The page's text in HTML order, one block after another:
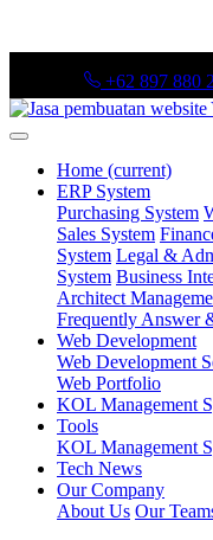
+62 897 880
Home (current)
ERP System
Purchasing System
Sales System
System Legal &
System Business
Architect
Frequently Answer
Web Development
Web Development
Web Portfolio
KOL Management
Tools
KOL Management
Tech News
Our Company
About Us Our